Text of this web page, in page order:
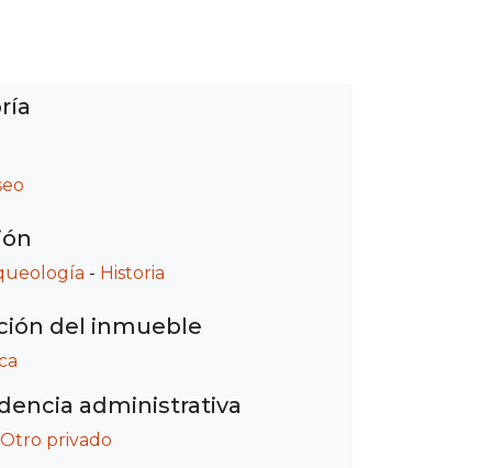
- Historia
del inmueble
administrativa
Otro privado